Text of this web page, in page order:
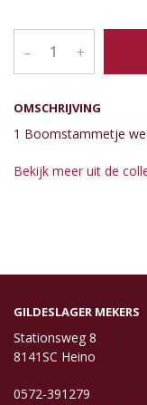
OMSCHRIJVING
1 Boomstammetje
– +
Bekijk meer uit de
GILDESLAGER MEKERS
Stationsweg 8
8141SC Heino
0572-391279